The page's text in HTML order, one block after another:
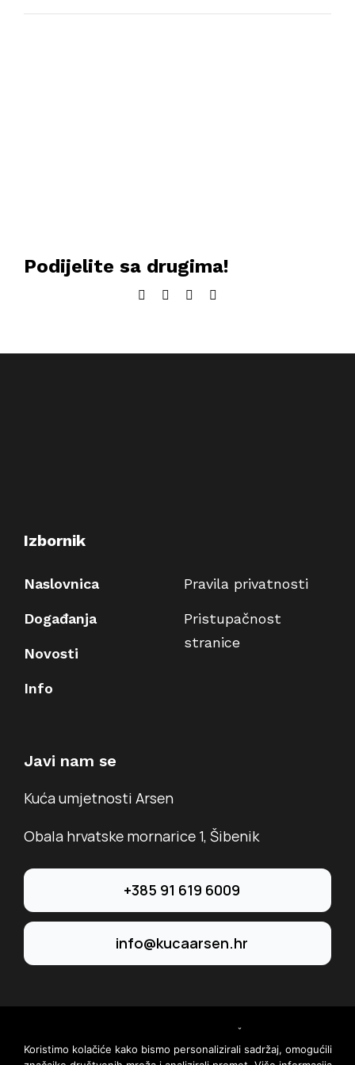
Podijelite sa drugima!
Facebook
TwitterLinkedIn
Izbornik
Naslovnica
Događanja
Novosti
Info
Pravila privatnosti
Pristupačnost
stranice
Javi nam se
Kuća umjetnosti Arsen
Obala hrvatske mornarice 1, Šibenik
+385 91 619 6009
info@kucaarsen.hr
© 2026 • JUK Tvrđava kulture Šibenik
web byKioskStudio
Koristimo kolačiće kako bismo personalizirali sadržaj, omogućili